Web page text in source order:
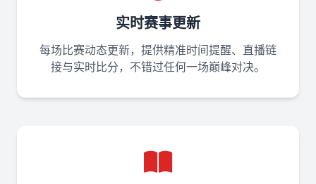
实时赛事更新
每场比赛动态更新，提供精准时间提醒、直播链
接与实时比分，不错过任何一场巅峰对决。